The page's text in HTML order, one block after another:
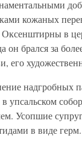
кожаных
в
брался за
его
надгробных
упсальском
Усопшие
в виде